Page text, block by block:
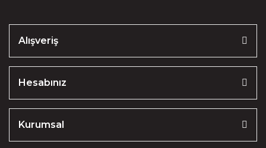
Alışveriş
Hesabınız
Kurumsal